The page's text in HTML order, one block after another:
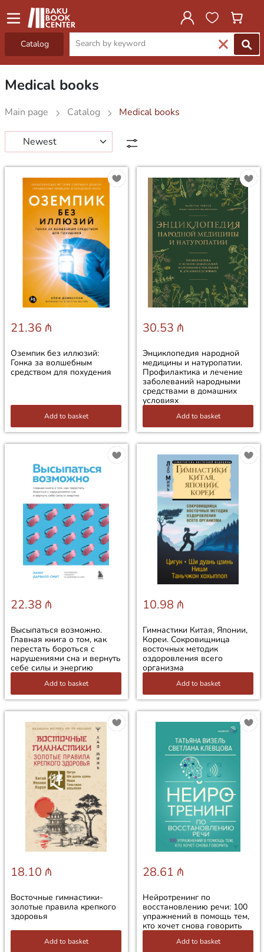
Catalog
Medical books
Main page Catalog Medical books
21.36 ₼
Оземпик без иллюзий:
Гонка за волшебным
средством для похудения
Add to basket
30.53 ₼
Энциклопедия народной
медицины и натуропатии.
Профилактика и лечение
заболеваний народными
средствами в домашних
условиях
Add to basket
22.38 ₼
Высыпаться возможно.
Главная книга о том, как
перестать бороться с
нарушениями сна и вернуть
себе силы и энергию
Add to basket
10.98 ₼
Гимнастики Китая, Японии,
Кореи. Сокровищница
восточных методик
оздоровления всего
организма
Add to basket
18.10 ₼
Восточные гимнастики-
золотые правила крепкого
здоровья
Add to basket
28.61 ₼
Нейротренинг по
восстановлению речи: 100
упражнений в помощь тем,
кто хочет снова говорить
Add to basket